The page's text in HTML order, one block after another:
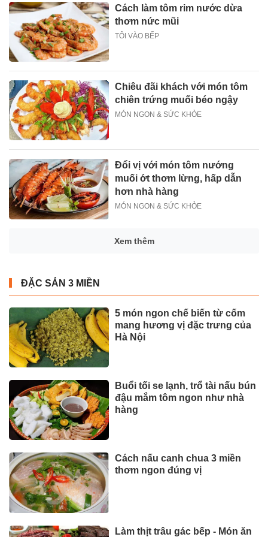
Cách làm tôm rim nước dừa
thơm nức mũi
TÔI VÀO BẾP
Chiêu đãi khách với món tôm
chiên trứng muối béo ngậy
MÓN NGON & SỨC KHỎE
Đổi vị với món tôm nướng
muối ớt thơm lừng, hấp dẫn
hơn nhà hàng
MÓN NGON & SỨC KHỎE
Xem thêm
ĐẶC SẢN 3 MIỀN
5 món ngon chế biến từ cốm
mang hương vị đặc trưng của
Hà Nội
Buổi tối se lạnh, trổ tài nấu bún
đậu mắm tôm ngon như nhà
hàng
Cách nấu canh chua 3 miền
thơm ngon đúng vị
Làm thịt trâu gác bếp - Món ăn